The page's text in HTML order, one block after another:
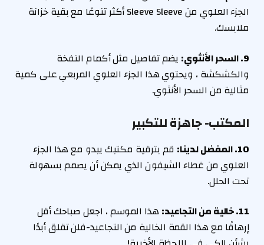
الجزء العلوي من Sleeve Sleeve أكثر تنوعًا مع بقية خزانة
ملابسك.
9. السحر الأنثوي:
يضم تفاصيل مثل أكمام النفخة
والكشكشة ، ويحتوي هذا الجزء العلوي المربعي على كمية
مثالية من السحر الأنثوي.
المكتب- جاهزة للتكبير
10. المفضل لدينا:
قم بترقية مكتبك يبدو مع هذا الجزء
العلوي من غطاء الشيفون الذي يمكن أن يصمم بسهولة
تحت الحلل.
11. خالية من التجاعيد:
هذا الموسم ، اجعل صباحك أقل
إرهاقًا مع هذا القمة الخالية من التجاعيد-فلن تقلق أبدًا